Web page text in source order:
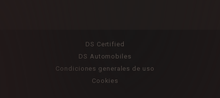
DS Certified
DS Automobiles
Condiciones generales de uso
Cookies